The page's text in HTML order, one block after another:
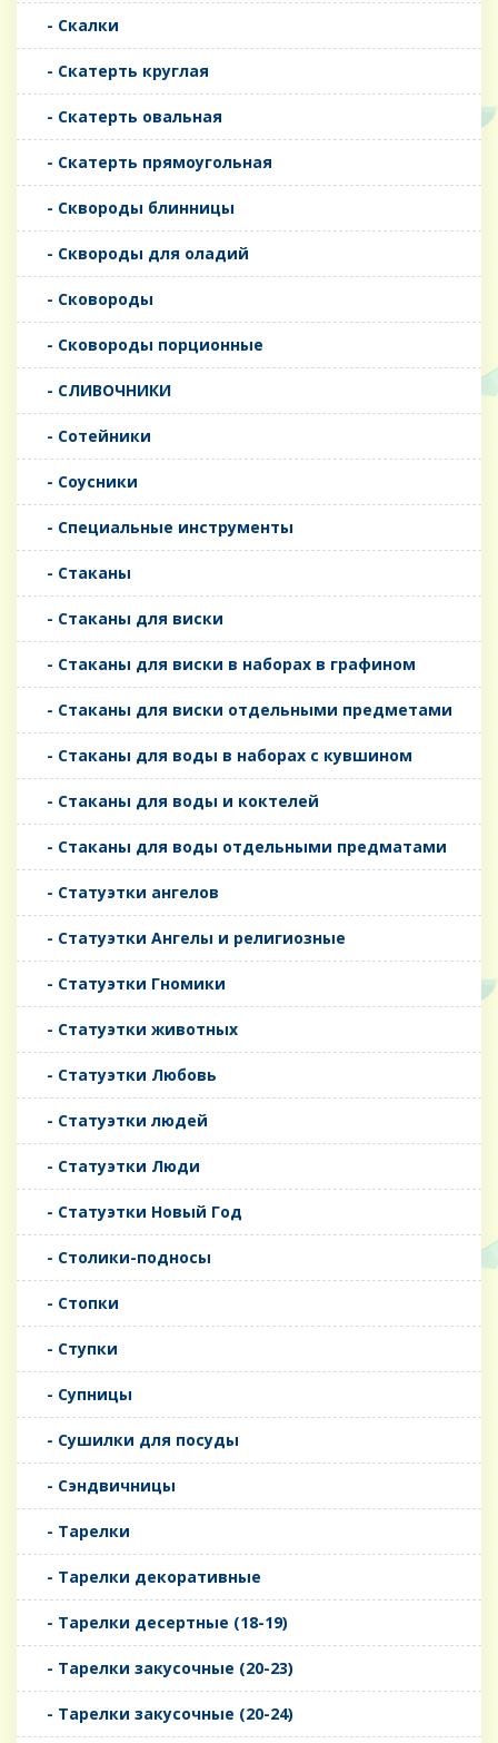
- Скалки
- Скатерть круглая
- Скатерть овальная
- Скатерть прямоугольная
- Сквороды блинницы
- Сквороды для оладий
- Сковороды
- Сковороды порционные
- СЛИВОЧНИКИ
- Сотейники
- Соусники
- Специальные инструменты
- Стаканы
- Стаканы для виски
- Стаканы для виски в наборах в графином
- Стаканы для виски отдельными предметами
- Стаканы для воды в наборах с кувшином
- Стаканы для воды и коктелей
- Стаканы для воды отдельными предматами
- Статуэтки ангелов
- Статуэтки Ангелы и религиозные
- Статуэтки Гномики
- Статуэтки животных
- Статуэтки Любовь
- Статуэтки людей
- Статуэтки Люди
- Статуэтки Новый Год
- Столики-подносы
- Стопки
- Ступки
- Супницы
- Сушилки для посуды
- Сэндвичницы
- Тарелки
- Тарелки декоративные
- Тарелки десертные (18-19)
- Тарелки закусочные (20-23)
- Тарелки закусочные (20-24)